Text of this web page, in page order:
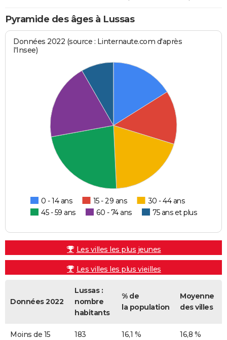
Pyramide des âges à Lussas
Données 2022 (source : Linternaute.com d'après
l'Insee)
0 - 14 ans 15 - 29 ans
30 - 44 ans
45 - 59 ans
60 - 74 ans 75 ans et plus
Les villes les plus jeunes
Les villes les plus vieilles
Données 2022
Lussas :
nombre
habitants
% de
la population
Moyenne
des villes
Moins de 15
183 16,1 % 16,8 %